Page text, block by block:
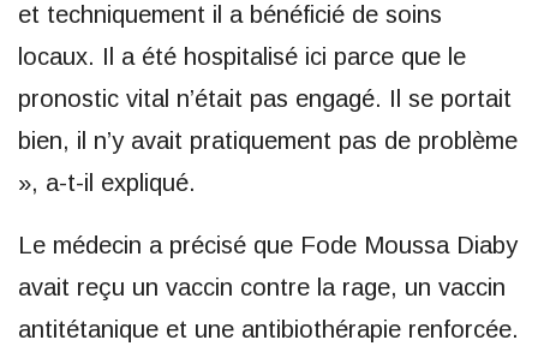
et techniquement il a bénéficié de soins
locaux. Il a été hospitalisé ici parce que le
pronostic vital n’était pas engagé. Il se portait
bien, il n’y avait pratiquement pas de problème
», a-t-il expliqué.
Le médecin a précisé que Fode Moussa Diaby
avait reçu un vaccin contre la rage, un vaccin
antitétanique et une antibiothérapie renforcée.